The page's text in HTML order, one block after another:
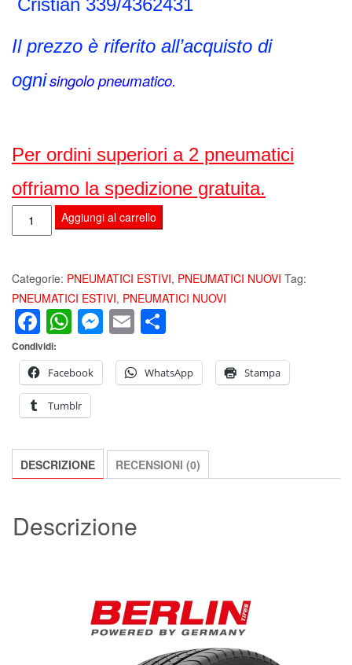
Il prezzo è riferito all’acquisto di
ognisingolo pneumatico.
Per ordini superiori a 2 pneumatici
offriamo la spedizione gratuita.
PNEUMATICI
GOMMA
SUMMER
HP
ECO
185
55
R15
82H
70dB
PNEUMATICO
Aggiungi al carrello
Categorie: PNEUMATICI ESTIVI, PNEUMATICI NUOVI Tag:
PNEUMATICI ESTIVI, PNEUMATICI NUOVI
Facebook
WhatsApp
Messenger
Email
Condividi:
Facebook
WhatsApp Stampa
Tumblr
DESCRIZIONE RECENSIONI (0)
Descrizione